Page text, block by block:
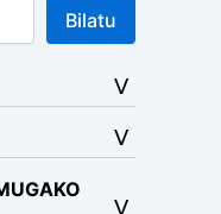
Bilatu